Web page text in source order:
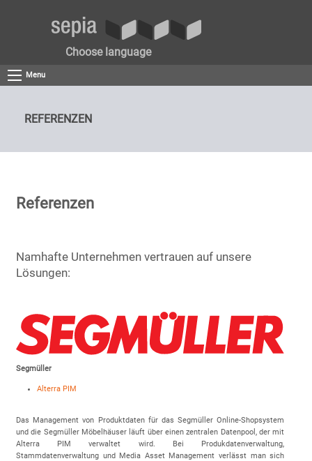
Choose language
Menu
REFERENZEN
Referenzen
Namhafte Unternehmen vertrauen auf unsere
Lösungen:
Segmüller
Alterra PIM
Das Management von Produktdaten für das Segmüller Online-Shopsystem
und die Segmüller Möbelhäuser läuft über einen zentralen Datenpool, der mit
Alterra PIM verwaltet wird. Bei Produkdatenverwaltung,
Stammdatenverwaltung und Media Asset Management verlässt man sich